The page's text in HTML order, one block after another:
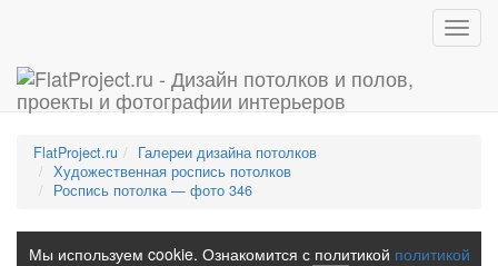
FlatProject.ru
Галереи дизайна потолков
Художественная роспись потолков
Роспись потолка — фото 346
Мы используем cookie. Ознакомится с политикой политикой